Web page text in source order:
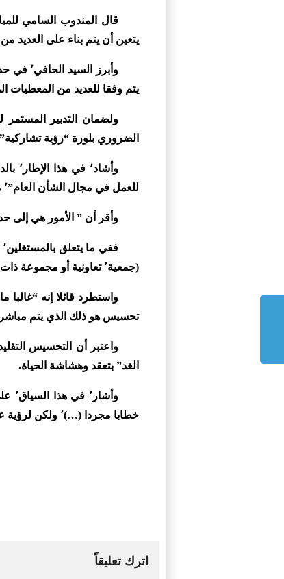
قال المندوب السامي
يتعين أن يتم بناء على العديد
يتم وفقا للعديد من المعطيات المتعلقة بالتعمير
الضروري بلورة “رؤية تشاركية” مع القطاعات
للعمل في مجال الشأن العام”٬ مشيرا٬ مع ذلك٬ إلى وجود بعض الإكراهات التي تعيق تدبير هذه المناطق المعروفة بهشاشتها.
وأقر أن ” الأمور هي إلى حد ما أكثر تعقيدا
(جمعية٬ تعاونية أو مجموعة ذات مصلحة اقتصادية)٬ وكذا في بناء شكل من أشكال ” الاستغلال المستدام”.
تحسيس هو ذلك الذي يتم
الغد” بتعقد وهشاشة الحياة.
خطابا مجردا (…)٬ ولكن لرؤية عن قرب للكائنات المجهرية وباقي أصناف الحيوانات والتنوع البيولوجي “.
اترك تعليقاً